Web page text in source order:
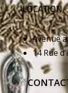
LOCATION
Avenue
14 Rue